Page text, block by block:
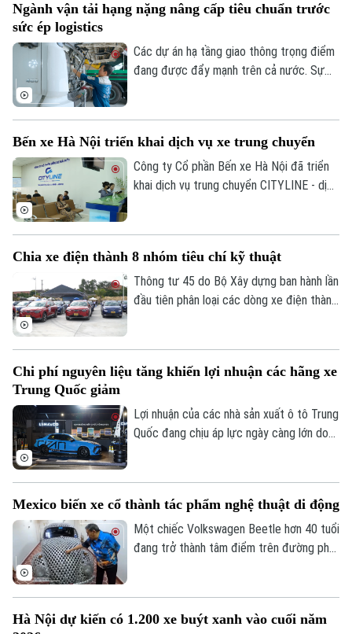
Liên hệ đường dây nóng (bấm để gọi)
Tòa soạn
0865.116.699 (hotline)
Tòa soạn
0865.116.699
mạng lưới vận tải hành khách liên tỉnh ở
Ngành vận tải hạng nặng nâng cấp tiêu chuẩn trước
sức ép logistics
Các dự án hạ tầng giao thông trọng điểm
đang được đẩy mạnh trên cả nước. Sự
Bến xe Hà Nội triển khai dịch vụ xe trung chuyển
Công ty Cổ phần Bến xe Hà Nội đã triển
khai dịch vụ trung chuyển CITYLINE - dịch
hiện đại, xây dựng hệ sinh thái phục vụ
hành khách ngày càng hoàn thiện.
Chia xe điện thành 8 nhóm tiêu chí kỹ thuật
Thông tư 45 do Bộ Xây dựng ban hành lần
đầu tiên phân loại các dòng xe điện thành
Chi phí nguyên liệu tăng khiến lợi nhuận các hãng xe
Trung Quốc giảm
Lợi nhuận của các nhà sản xuất ô tô Trung
Quốc đang chịu áp lực ngày càng lớn do
Mexico biến xe cổ thành tác phẩm nghệ thuật di động
Một chiếc Volkswagen Beetle hơn 40 tuổi
đang trở thành tâm điểm trên đường phố
nhiều thập kỷ về tình bạn, ký ức và nỗ lực
Hà Nội dự kiến có 1.200 xe buýt xanh vào cuối năm